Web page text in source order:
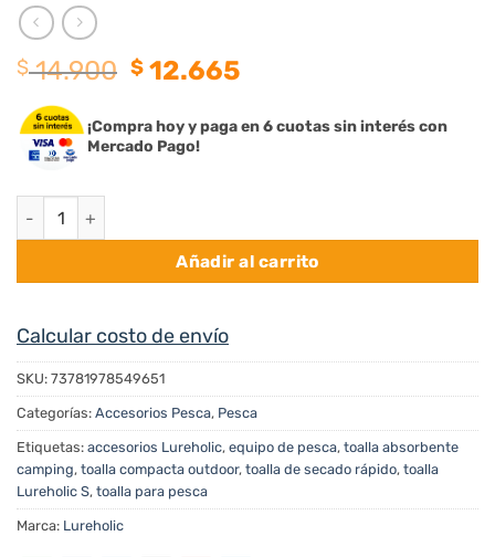
$14.900 El
original
era:
$ 12.665
actual
¡Compra hoy y paga en 6 cuotas sin interés con
Mercado Pago!
Toalla Lureholic S cantidad
Añadir al carrito
Calcular costo de envío
SKU: 73781978549651
Categorías: Accesorios Pesca, Pesca
Etiquetas: accesorios Lureholic, equipo de pesca, toalla absorbente
camping, toalla compacta outdoor, toalla de secado rápido, toalla
Lureholic S, toalla para pesca
Marca: Lureholic